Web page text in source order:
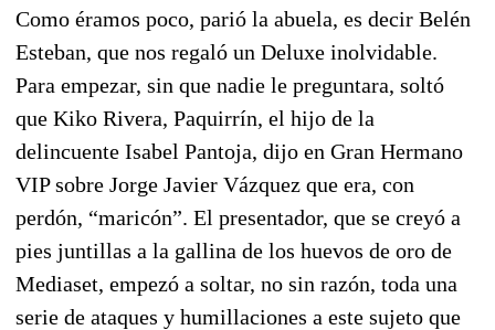
Como éramos poco, parió la abuela, es decir Belén
Esteban, que nos regaló un Deluxe inolvidable.
Para empezar, sin que nadie le preguntara, soltó
que Kiko Rivera, Paquirrín, el hijo de la
delincuente Isabel Pantoja, dijo en Gran Hermano
VIP sobre Jorge Javier Vázquez que era, con
perdón, “maricón”. El presentador, que se creyó a
pies juntillas a la gallina de los huevos de oro de
Mediaset, empezó a soltar, no sin razón, toda una
serie de ataques y humillaciones a este sujeto que